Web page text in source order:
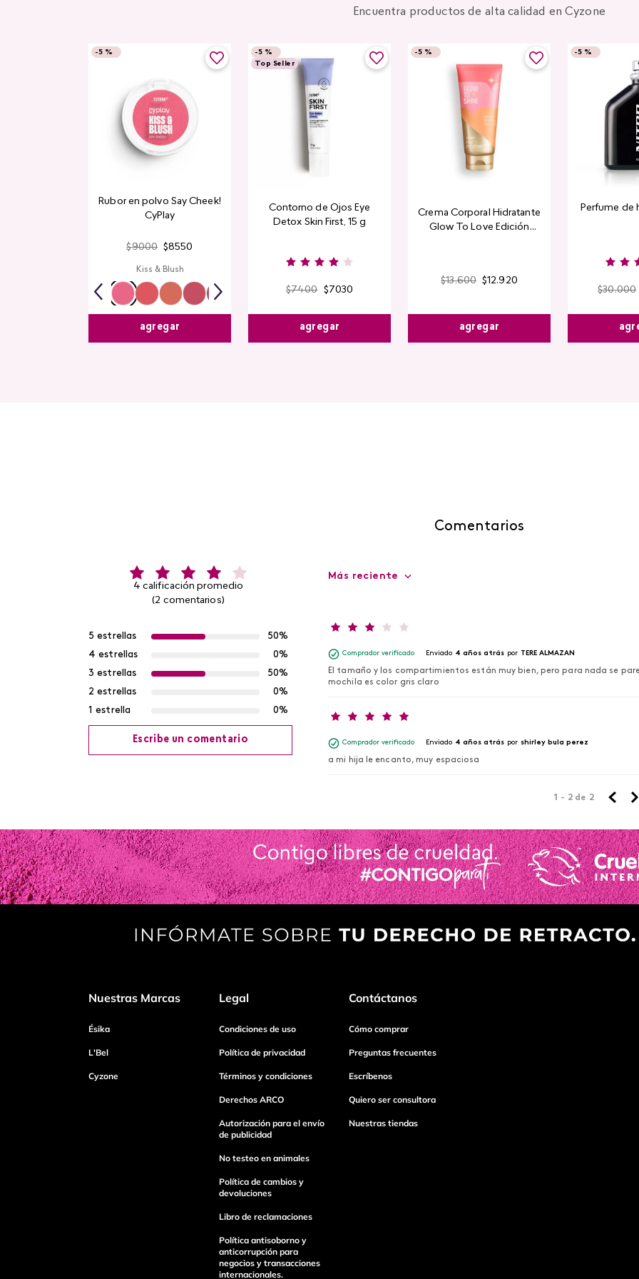
Encuentra productos de alta calidad en Cyzone
-5 %
Rubor en polvo Say Cheek!
CyPlay
$9000 $8550
Kiss & Blush
agregar
-5 %
Top Seller
Contorno de Ojos Eye
Detox Skin First, 15 g
$7400 $7030
agregar
-5 %
Crema Corporal Hidratante
Glow To Love Edición
$13.600 $12.920
agregar
-5 %
Perfume de
$30.000
Comentarios
4 calificación promedio
(2 comentarios)
5 estrellas
50%
4 estrellas
0%
3 estrellas
50%
2 estrellas
0%
1 estrella
0%
Escribe un comentario
Califica el producto de 1 a 5 estrellas
Escribe un comentario
enviar comentario
Más reciente
Comprador verificado Enviado 4 años atrás por TERE ALMAZAN
El tamaño y los compartimientos están muy bien, pero para nada se
mochila es color gris claro
Comprador verificado Enviado 4 años atrás por shirley bula perez
a mi hija le encanto, muy espaciosa
1 - 2 de 2
Nuestras Marcas
Ésika
L'Bel
Cyzone
Legal
Condiciones de uso
Política de privacidad
Términos y condiciones
Derechos ARCO
Autorización para el envío
de publicidad
No testeo en animales
Política de cambios y
devoluciones
Libro de reclamaciones
Política antisoborno y
anticorrupción para
negocios y transacciones
internacionales.
Contáctanos
Cómo comprar
Preguntas frecuentes
Escríbenos
Quiero ser consultora
Nuestras tiendas